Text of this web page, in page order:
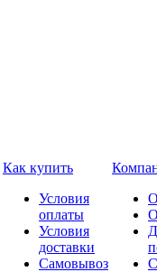
Как купить
Условия
оплаты
Условия
доставки
Самовывоз